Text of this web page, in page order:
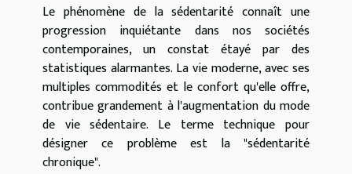
Le phénomène de la sédentarité connaît une
progression inquiétante dans nos sociétés
contemporaines, un constat étayé par des
statistiques alarmantes. La vie moderne, avec ses
multiples commodités et le confort qu'elle offre,
contribue grandement à l'augmentation du mode
de vie sédentaire. Le terme technique pour
désigner ce problème est la "sédentarité
chronique".